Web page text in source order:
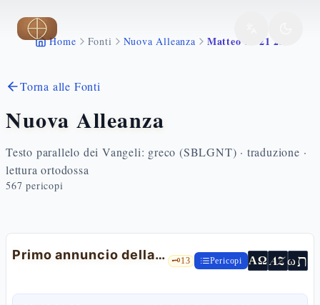
Vai al contenuto principale
Home Fonti Nuova Alleanza Matteo 16 21 23
Torna alle Fonti
Nuova Alleanza
Testo parallelo dei Vangeli: greco (SBLGNT) · traduzione ·
lettura ortodossa
567 pericopi
Primo annuncio della Passione — Mt 16,21-23 🗝️13 Pericopi ΑΩ AZωת